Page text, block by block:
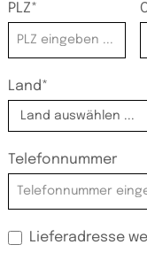
PLZ*
Land*
Telefonnummer
Lieferadresse